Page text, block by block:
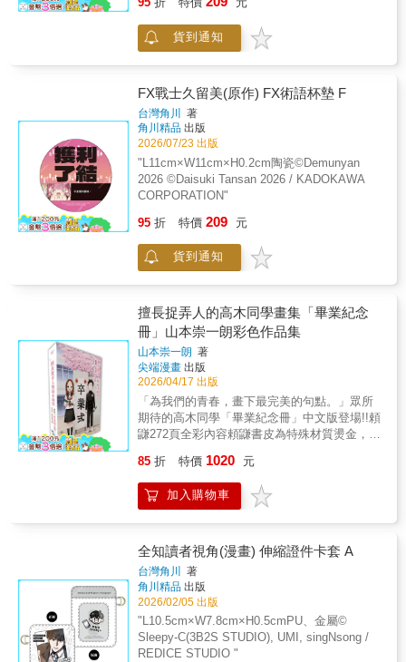
版原畫!! ●編輯大推，完整解說赤井秀一從偽裝
死亡到復活的詳細過程！
貨到通知
FX戰士久留美(原作) FX術語杯墊 F
台灣角川
著
角川精品 出版
2026/07/23 出版
"L11cm×W11cm×H0.2cm陶瓷©Demunyan
2026 ©Daisuki Tansan 2026 / KADOKAWA
CORPORATION"
95 折 特價 209 元
貨到通知
擅長捉弄人的高木同學畫集「畢業紀念
冊」山本崇一朗彩色作品集
山本崇一朗 著
尖端漫畫 出版
2026/04/17 出版
「為我們的青春，畫下最完美的句點。」眾所
期待的高木同學「畢業紀念冊」中文版登場!!頼
鼸272頁全彩內容頼鼸書皮為特殊材質燙金，仿
單行本封面插圖、「ゲッサン」雜誌封面插
圖、漫畫連載彩圖、在SNS上傳的數張插畫以
及漫畫連載彩圖、電視動畫&劇場版動畫、各式
中！網路話題作「捉弄系女子」愛情喜劇紀念
畫集登場！2024年初，《擅長捉弄人的高木同
學》完結第20集同步推出特裝版，同綑收錄了
特典「畢業紀念冊」形式的畫集。由於大受讀
者歡迎，日本小學館便決定將畫集獨立出版，
加上超精緻的外盒以及新繪的畢業典禮封面，
為各位讀者的青春畫下超完美的句點。這是最
85 折 特價 1020 元
加入購物車
全知讀者視角(漫畫) 伸縮證件卡套 A
台灣角川
著
角川精品 出版
2026/02/05 出版
"L10.5cm×W7.8cm×H0.5cmPU、金屬©
Sleepy-C(3B2S STUDIO), UMI, singNsong /
REDICE STUDIO "